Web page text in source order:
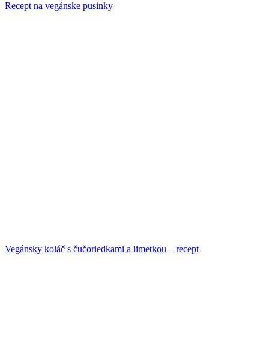
Recept na vegánske pusinky
Vegánsky koláč s čučoriedkami a limetkou – recept